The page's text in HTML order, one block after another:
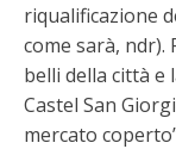
riqualificazione
come sarà, ndr).
belli della città e
Castel San
mercato